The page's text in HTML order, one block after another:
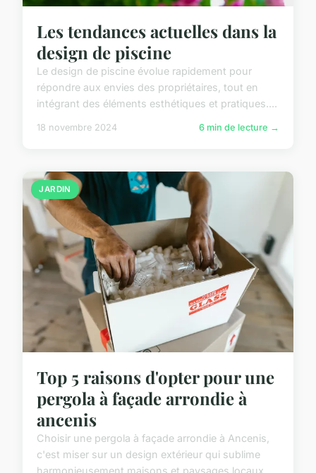
Les tendances actuelles dans la
design de piscine
Le design de piscine évolue rapidement pour
répondre aux envies des propriétaires, tout en
intégrant des éléments esthétiques et pratiques....
18 novembre 2024 6 min de lecture →
JARDIN
Top 5 raisons d'opter pour une
pergola à façade arrondie à
ancenis
Choisir une pergola à façade arrondie à Ancenis,
c'est miser sur un design extérieur qui sublime
harmonieusement maisons et paysages locaux.